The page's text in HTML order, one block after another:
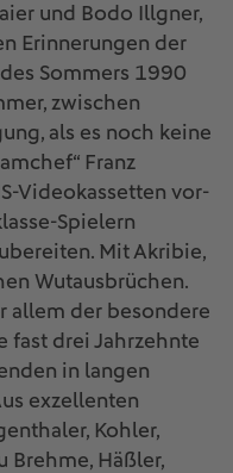
und Bodo Illgner,
Erinnerungen der
Sommers 1990
zwischen
als es noch keine
Franz
Videokassetten vor-
Spielern
Mit Akribie,
Wutausbrüchen.
allem der besondere
fast drei Jahrzehnte
in langen
exzellenten
Kohler,
Brehme, Häßler,